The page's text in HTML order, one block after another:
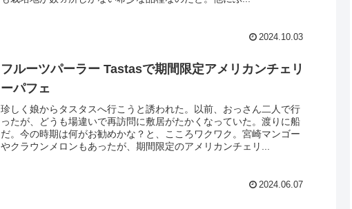
2024.10.03
フルーツパーラー Tastasで期間限定アメリカンチェリ
ーパフェ
珍しく娘からタスタスへ行こうと誘われた。以前、おっさん二人で行
ったが、どうも場違いで再訪問に敷居がたかくなっていた。渡りに船
だ。今の時期は何がお勧めかな？と、こころワクワク。宮崎マンゴー
やクラウンメロンもあったが、期間限定のアメリカンチェリ...
2024.06.07